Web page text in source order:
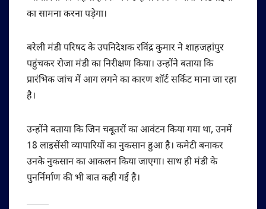
का सामना करना पड़ेगा।
बरेली मंडी परिषद के उपनिदेशक रविंद्र कुमार ने शाहजहांपुर
पहुंचकर रोजा मंडी का निरीक्षण किया। उन्होंने बताया कि
प्रारंभिक जांच में आग लगने का कारण शॉर्ट सर्किट माना जा रहा
है।
उन्होंने बताया कि जिन चबूतरों का आवंटन किया गया था, उनमें
18 लाइसेंसी व्यापारियों का नुकसान हुआ है। कमेटी बनाकर
उनके नुकसान का आकलन किया जाएगा। साथ ही मंडी के
पुनर्निर्माण की भी बात कही गई है।